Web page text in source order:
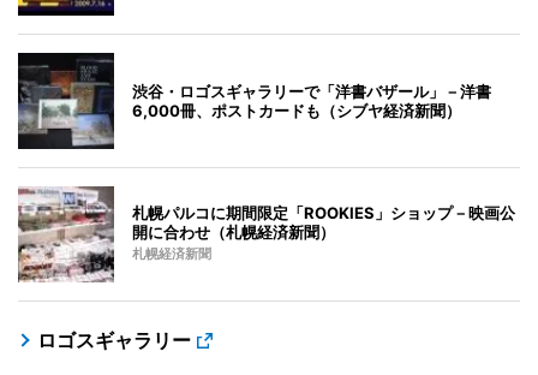
渋谷・ロゴスギャラリーで「洋書バザール」－洋書
6,000冊、ポストカードも（シブヤ経済新聞）
札幌パルコに期間限定「ROOKIES」ショップ－映画公
開に合わせ（札幌経済新聞）
札幌経済新聞
ロゴスギャラリー